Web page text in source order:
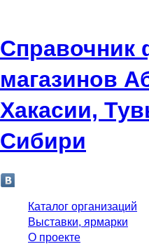
Справочник
магазинов
Хакасии,
Сибири
Каталог организаций
Выставки, ярмарки
О проекте